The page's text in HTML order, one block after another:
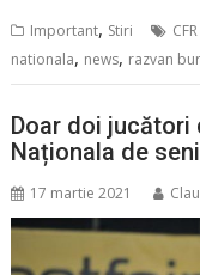
Important, Stiri
nationala, news, razvan
Doar doi jucători
Naționala de
17 martie 2021